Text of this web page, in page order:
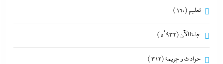
تعليم (160)
جاءنا الآن (5٬932)
حوادث و جريمة(312)